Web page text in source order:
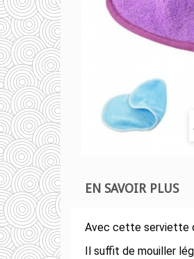
EN SAVOIR PLUS
Avec cette serviette
Il suffit de mouiller